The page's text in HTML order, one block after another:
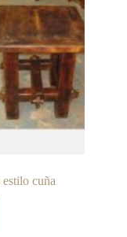
estilo cuña